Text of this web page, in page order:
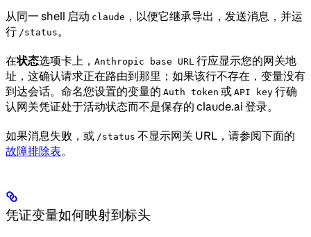
从同一 shell 启动 claude ，以便它继承导出，发送消息，并运
行 /status 。
在状态选项卡上， Anthropic base URL 行应显示您的网关地
址，这确认请求正在路由到那里；如果该行不存在，变量没有
到达会话。命名您设置的变量的 Auth token 或 API key 行确
认网关凭证处于活动状态而不是保存的 claude.ai 登录。
如果消息失败，或 /status 不显示网关 URL，请参阅下面的
故障排除表。
凭证变量如何映射到标头